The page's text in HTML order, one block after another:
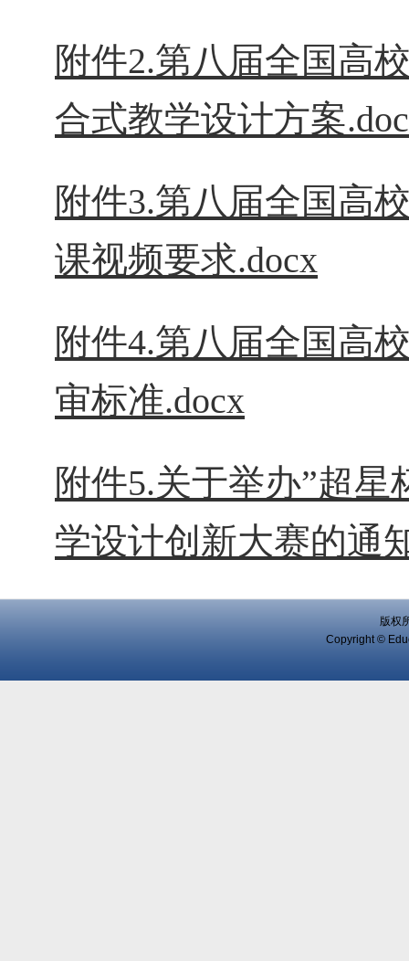
附件2.第八届全国高
合式教学设计方案
附件3.第八届全国高
课视频要求.docx
附件4.第八届全国高
审标准.docx
附件5.关于举办”超
学设计创新大赛的通
版权
Copyright ©